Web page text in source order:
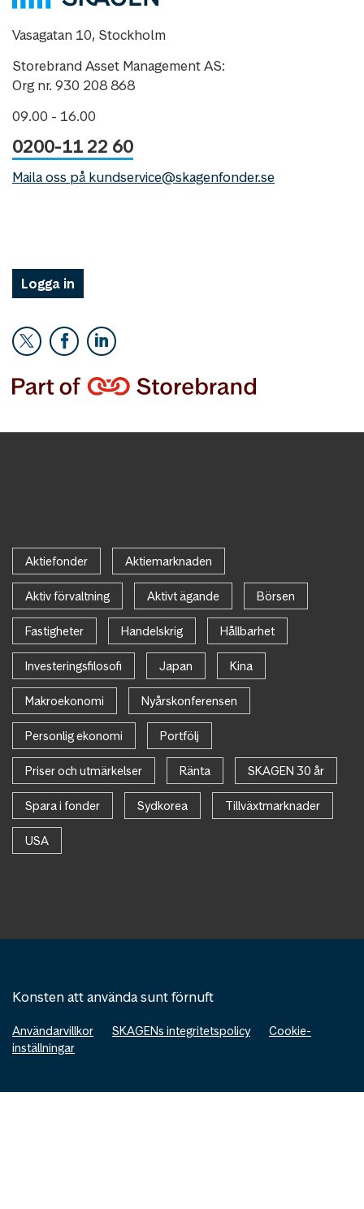
Vasagatan 10, Stockholm
Storebrand Asset Management AS:
Org nr. 930 208 868
09.00 - 16.00
0200-11 22 60
Maila oss på kundservice@skagenfonder.se
Logga in
Aktiefonder Aktiemarknaden
Aktiv förvaltning Aktivt ägande Börsen
Fastigheter Handelskrig Hållbarhet
Investeringsfilosofi Japan Kina
Makroekonomi Nyårskonferensen
Personlig ekonomi Portfölj
Priser och utmärkelser Ränta SKAGEN 30 år
Spara i fonder Sydkorea Tillväxtmarknader
USA
Konsten att använda sunt förnuft
Användarvillkor SKAGENs integritetspolicy
Cookie-
inställningar